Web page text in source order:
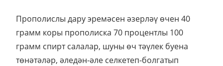
Прополислы дару эремәсен әзерләү өчен 40
грамм коры прополиска 70 процентлы 100
грамм спирт салалар, шуны өч тәүлек буена
төнәтәләр, әледән-әле селкетеп-болгатып